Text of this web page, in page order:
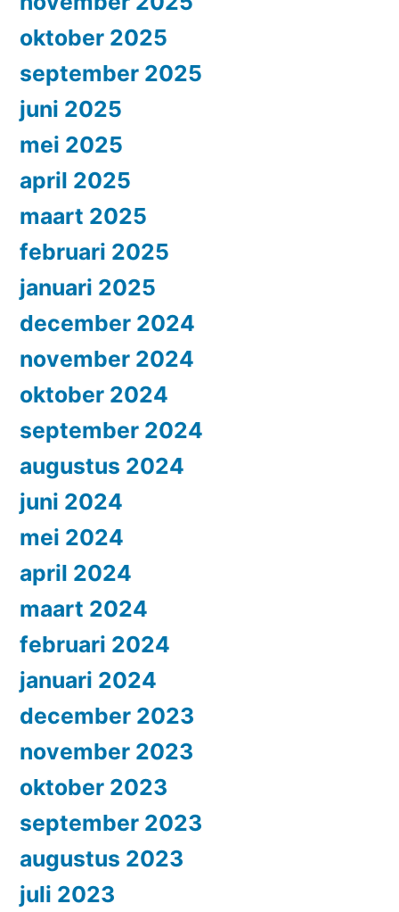
oktober 2025
september 2025
juni 2025
mei 2025
april 2025
maart 2025
februari 2025
januari 2025
december 2024
november 2024
oktober 2024
september 2024
augustus 2024
juni 2024
mei 2024
april 2024
maart 2024
februari 2024
januari 2024
december 2023
november 2023
oktober 2023
september 2023
augustus 2023
juli 2023